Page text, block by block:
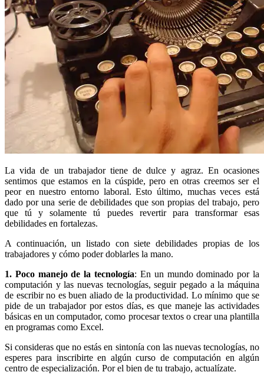
La vida de un trabajador tiene de dulce y agraz. En ocasiones
sentimos que estamos en la cúspide, pero en otras creemos ser el
peor en nuestro entorno laboral. Esto último, muchas veces está
dado por una serie de debilidades que son propias del trabajo, pero
que tú y solamente tú puedes revertir para transformar esas
debilidades en fortalezas.
A continuación, un listado con siete debilidades propias de los
trabajadores y cómo poder doblarles la mano.
1. Poco manejo de la tecnología: En un mundo dominado por la
computación y las nuevas tecnologías, seguir pegado a la máquina
de escribir no es buen aliado de la productividad. Lo mínimo que se
pide de un trabajador por estos días, es que maneje las actividades
básicas en un computador, como procesar textos o crear una plantilla
en programas como Excel.
Si consideras que no estás en sintonía con las nuevas tecnologías, no
esperes para inscribirte en algún curso de computación en algún
centro de especialización. Por el bien de tu trabajo, actualízate.